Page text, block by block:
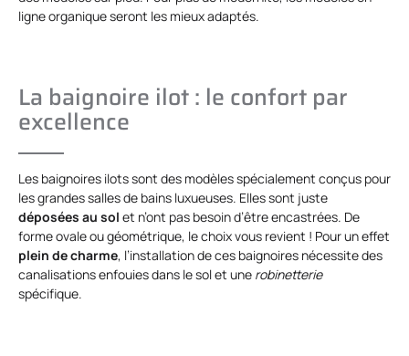
ligne organique seront les mieux adaptés.
La baignoire ilot : le confort par
excellence
Les baignoires ilots sont des modèles spécialement conçus pour
les grandes salles de bains luxueuses. Elles sont juste
déposées au sol et n’ont pas besoin d’être encastrées. De
forme ovale ou géométrique, le choix vous revient ! Pour un effet
plein de charme, l’installation de ces baignoires nécessite des
canalisations enfouies dans le sol et une robinetterie
spécifique.